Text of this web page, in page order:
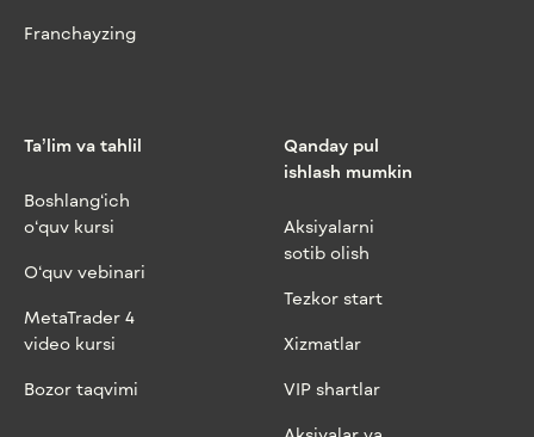
Franchayzing
Ta’lim va tahlil
Boshlang‘ich
o‘quv kursi
O‘quv vebinari
MetaTrader 4
video kursi
Bozor taqvimi
Qanday pul
ishlash mumkin
Aksiyalarni
sotib olish
Tezkor start
Xizmatlar
VIP shartlar